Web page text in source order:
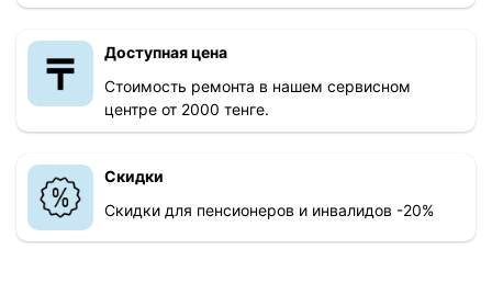
Доступная цена
Стоимость ремонта в нашем сервисном
центре от 2000 тенге.
Скидки
Скидки для пенсионеров и инвалидов -20%